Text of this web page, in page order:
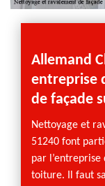
Allemand
entreprise
de façade
Nettoyage et
51240 font
par
toiture. Il faut